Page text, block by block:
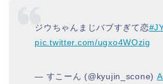
ジウちゃんまじバブすぎて恋
pic.twitter.com/ugxo4WOzig
— すこーん (@kyujin_scone)